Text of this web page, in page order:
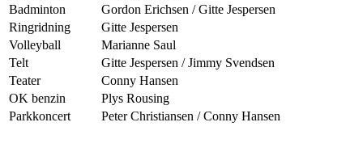
Badminton
Gordon Erichsen / Gitte Jespersen
Ringridning
Gitte Jespersen
Volleyball
Marianne Saul
Telt
Gitte Jespersen / Jimmy Svendsen
Teater
Conny Hansen
OK benzin
Plys Rousing
Parkkoncert
Peter Christiansen / Conny Hansen